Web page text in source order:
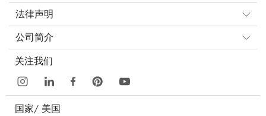
法律声明
公司简介
关注我们
国家/ 美国